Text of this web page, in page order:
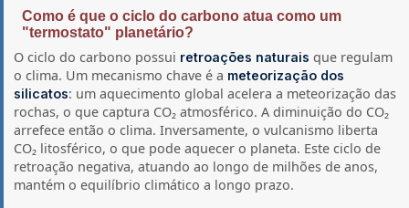
Como é que o ciclo do carbono atua como um
"termostato" planetário?
O ciclo do carbono possui retroações naturais que regulam
o clima. Um mecanismo chave é a meteorização dos
silicatos: um aquecimento global acelera a meteorização das
rochas, o que captura CO₂ atmosférico. A diminuição do CO₂
arrefece então o clima. Inversamente, o vulcanismo liberta
CO₂ litosférico, o que pode aquecer o planeta. Este ciclo de
retroação negativa, atuando ao longo de milhões de anos,
mantém o equilíbrio climático a longo prazo.